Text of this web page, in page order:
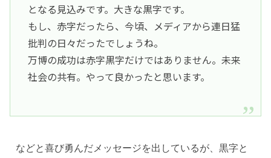
となる見込みです。大きな黒字です。
もし、赤字だったら、今頃、メディアから連日猛
批判の日々だったでしょうね。
万博の成功は赤字黒字だけではありません。未来
社会の共有。やって良かったと思います。
などと喜び勇んだメッセージを出しているが、黒字と